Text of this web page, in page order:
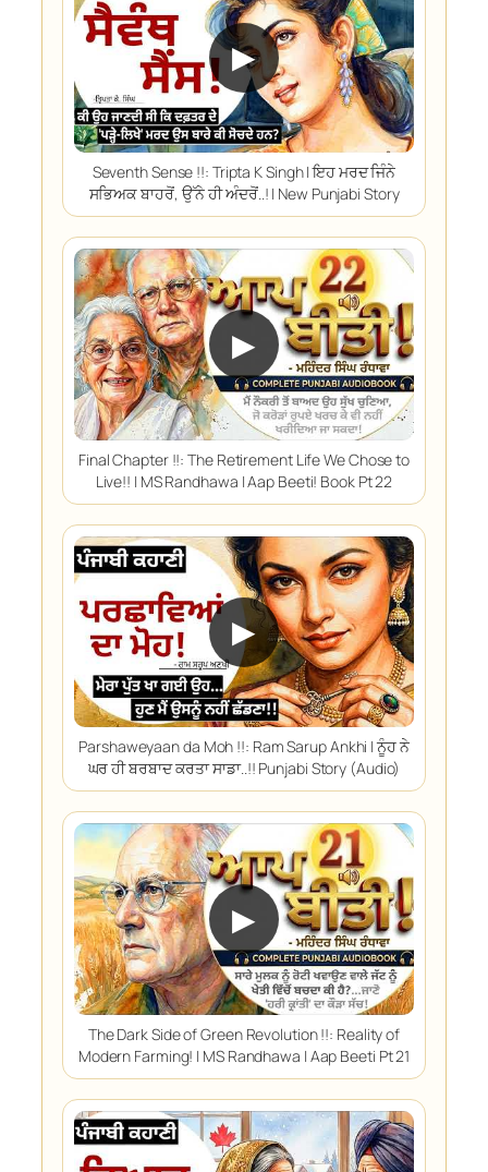
▶
Seventh Sense !!: Tripta K Singh | ਇਹ ਮਰਦ ਜਿੰਨੇ
ਸਭਿਅਕ ਬਾਹਰੋਂ, ਉੱਨੇ ਹੀ ਅੰਦਰੋਂ..! | New Punjabi Story
▶
Final Chapter !!: The Retirement Life We Chose to
Live!! | MS Randhawa | Aap Beeti! Book Pt 22
▶
Parshaweyaan da Moh !!: Ram Sarup Ankhi | ਨੂੰਹ ਨੇ
ਘਰ ਹੀ ਬਰਬਾਦ ਕਰਤਾ ਸਾਡਾ..!! Punjabi Story (Audio)
▶
The Dark Side of Green Revolution !!: Reality of
Modern Farming! | MS Randhawa | Aap Beeti Pt 21